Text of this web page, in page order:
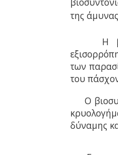
της
Η
των
του
Ο
δύναμης